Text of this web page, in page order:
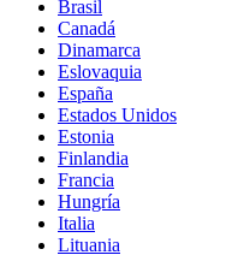
Brasil
Canadá
Dinamarca
Eslovaquia
España
Estados Unidos
Estonia
Finlandia
Francia
Hungría
Italia
Lituania